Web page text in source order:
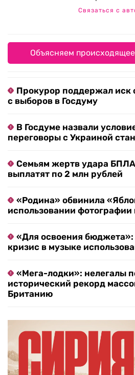
Связаться с
Объясняем
Прокурор поддержал иск
с выборов в Госдуму
В Госдуме назвали
переговоры с Украиной
Семьям жертв удара
выплатят по 2 млн рублей
«Родина» обвинила
использовании
«Для освоения
кризис в музыке
«Мега-лодки»: нелегалы
исторический рекорд
Британию